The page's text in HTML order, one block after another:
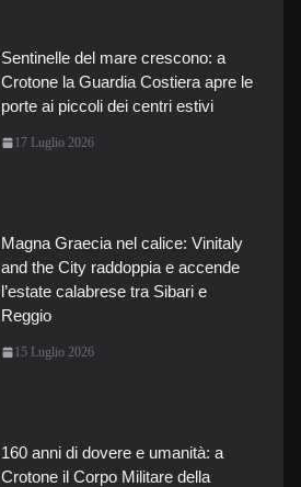
Sentinelle del mare crescono: a
Crotone la Guardia Costiera apre le
porte ai piccoli dei centri estivi
17 Luglio 2026
Magna Graecia nel calice: Vinitaly
and the City raddoppia e accende
l’estate calabrese tra Sibari e
Reggio
15 Luglio 2026
160 anni di dovere e umanità: a
Crotone il Corpo Militare della